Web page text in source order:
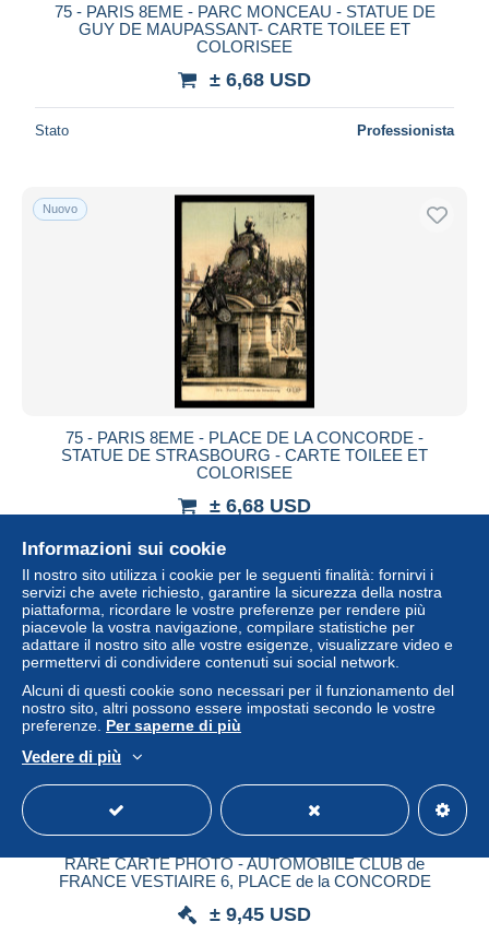
75 - PARIS 8EME - PARC MONCEAU - STATUE DE
GUY DE MAUPASSANT- CARTE TOILEE ET
COLORISEE
± 6,68 USD
Stato Professionista
Nuovo
75 - PARIS 8EME - PLACE DE LA CONCORDE -
STATUE DE STRASBOURG - CARTE TOILEE ET
COLORISEE
± 6,68 USD
Stato
Nuovo
RARE CARTE PHOTO - AUTOMOBILE CLUB de
FRANCE VESTIAIRE 6, PLACE de la CONCORDE
± 9,45 USD
Informazioni sui cookie
Il nostro sito utilizza i cookie per le seguenti finalità: fornirvi i
servizi che avete richiesto, garantire la sicurezza della nostra
piattaforma, ricordare le vostre preferenze per rendere più
piacevole la vostra navigazione, compilare statistiche per
adattare il nostro sito alle vostre esigenze, visualizzare video e
permettervi di condividere contenuti sui social network.
Alcuni di questi cookie sono necessari per il funzionamento del
nostro sito, altri possono essere impostati secondo le vostre
preferenze. Per saperne di più
Vedere di più